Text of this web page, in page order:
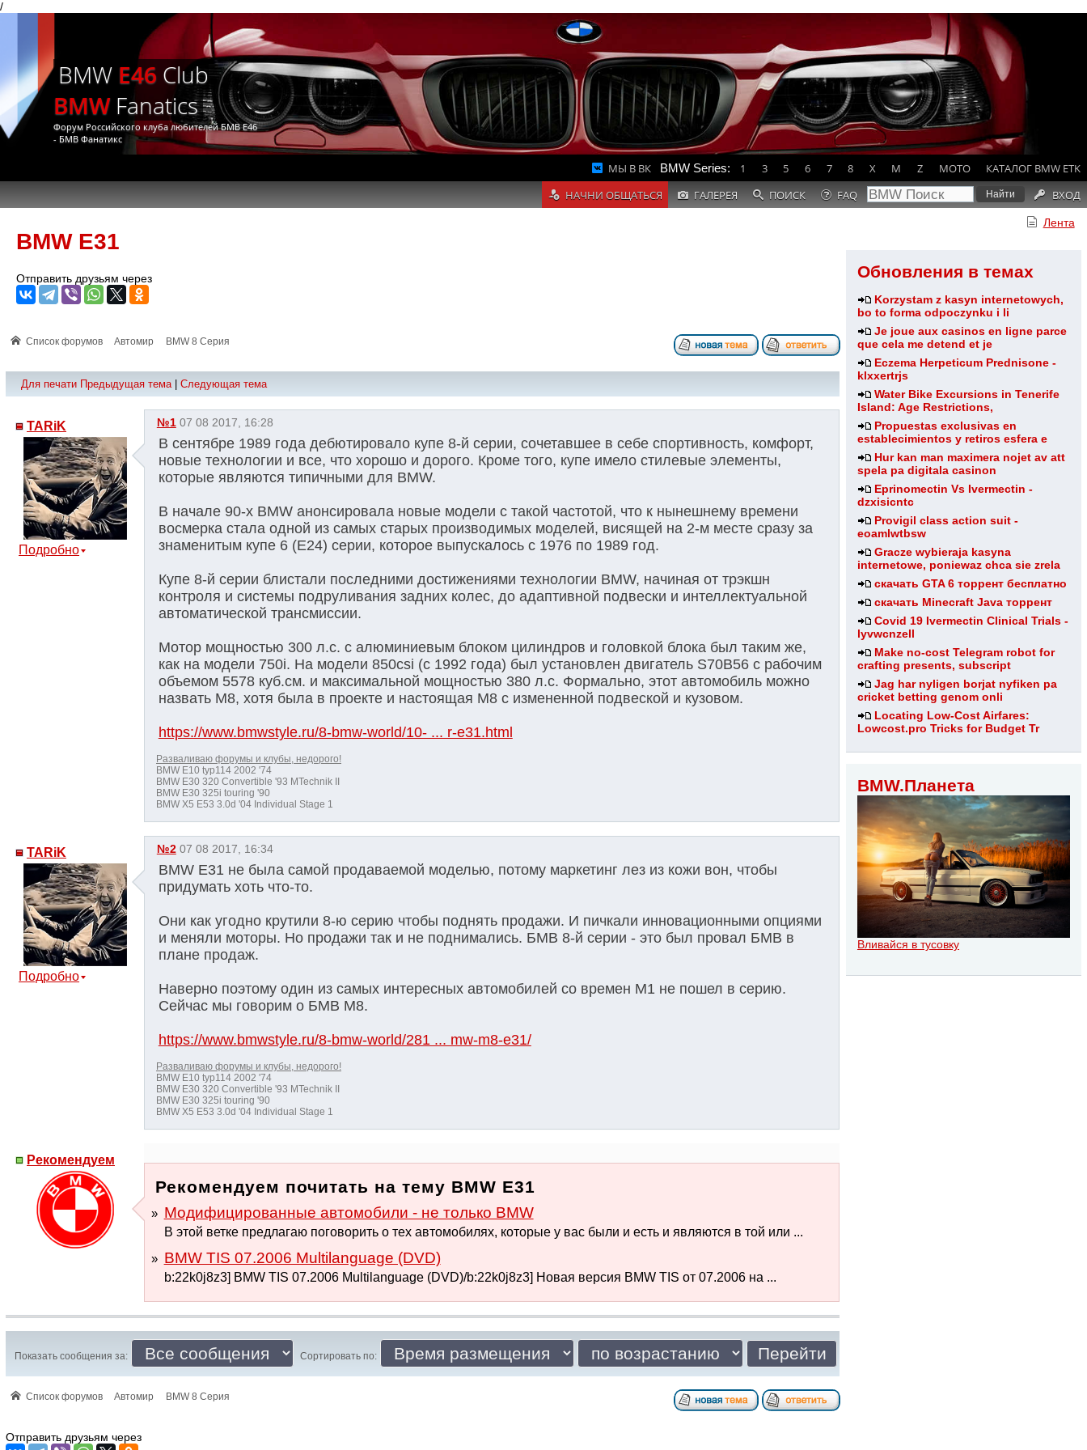
/
BMW E46 Club
BMWFanatics
Форум Российского клуба любителей БМВ Е46
- БМВ Фанатикс
МЫ В ВК BMW Series: 1 3 5 6 7 8 X M Z MOTO
КАТАЛОГ BMW ETK
НАЧНИ ОБЩАТЬСЯ
ГАЛЕРЕЯ ПОИСК FAQ ВХОД
Лента
Обновления в темах
Korzystam z kasyn internetowych,
bo to forma odpoczynku i li
Je joue aux casinos en ligne parce
que cela me detend et je
Eczema Herpeticum Prednisone -
klxxertrjs
Water Bike Excursions in Tenerife
Island: Age Restrictions,
Propuestas exclusivas en
establecimientos y retiros esfera e
Hur kan man maximera nojet av att
spela pa digitala casinon
Eprinomectin Vs Ivermectin -
dzxisicntc
Provigil class action suit -
eoamlwtbsw
Gracze wybieraja kasyna
internetowe, poniewaz chca sie zrela
скачать GTA 6 торрент бесплатно
скачать Minecraft Java торрент
Covid 19 Ivermectin Clinical Trials -
lyvwcnzell
Make no-cost Telegram robot for
crafting presents, subscript
Jag har nyligen borjat nyfiken pa
cricket betting genom onli
Locating Low-Cost Airfares:
Lowcost.pro Tricks for Budget Tr
BMW.Планета
Вливайся в тусовку
BMW E31
Отправить друзьям через
Список форумов Автомир BMW 8 Серия
Для печати Предыдущая тема| Следующая тема
TARiK
Подробно
№1 07 08 2017, 16:28
В сентябре 1989 года дебютировало купе 8-й серии, сочетавшее в себе спортивность, комфорт,
новые технологии и все, что хорошо и дорого. Кроме того, купе имело стилевые элементы,
которые являются типичными для BMW.
В начале 90-х BMW анонсировала новые модели с такой частотой, что к нынешнему времени
восмерка стала одной из самых старых производимых моделей, висящей на 2-м месте сразу за
знаменитым купе 6 (E24) серии, которое выпускалось с 1976 по 1989 год.
Купе 8-й серии блистали последними достижениями технологии BMW, начиная от трэкшн
контроля и системы подруливания задних колес, до адаптивной подвески и интеллектуальной
автоматической трансмиссии.
Мотор мощностью 300 л.с. с алюминиевым блоком цилиндров и головкой блока был таким же,
как на модели 750i. На модели 850csi (с 1992 года) был установлен двигатель S70B56 с рабочим
объемом 5578 куб.см. и максимальной мощностью 380 л.с. Формально, этот автомобиль можно
назвать M8, хотя была в проекте и настоящая M8 с измененной подвеской и кузовом.
https://www.bmwstyle.ru/8-bmw-world/10- ... r-e31.html
Разваливаю форумы и клубы, недорого!
BMW E10 typ114 2002 '74
BMW E30 320 Convertible '93 MTechnik II
BMW E30 325i touring '90
BMW X5 E53 3.0d '04 Individual Stage 1
TARiK
Подробно
№2 07 08 2017, 16:34
BMW E31 не была самой продаваемой моделью, потому маркетинг лез из кожи вон, чтобы
придумать хоть что-то.
Они как угодно крутили 8-ю серию чтобы поднять продажи. И пичкали инновационными опциями
и меняли моторы. Но продажи так и не поднимались. БМВ 8-й серии - это был провал БМВ в
плане продаж.
Наверно поэтому один из самых интересных автомобилей со времен М1 не пошел в серию.
Сейчас мы говорим о БМВ М8.
https://www.bmwstyle.ru/8-bmw-world/281 ... mw-m8-e31/
Разваливаю форумы и клубы, недорого!
BMW E10 typ114 2002 '74
BMW E30 320 Convertible '93 MTechnik II
BMW E30 325i touring '90
BMW X5 E53 3.0d '04 Individual Stage 1
Рекомендуем
Рекомендуем почитать на тему BMW E31
Модифицированные автомобили - не только BMW
В этой ветке предлагаю поговорить о тех автомобилях, которые у вас были и есть и являются в той или ...
BMW TIS 07.2006 Multilanguage (DVD)
b:22k0j8z3] BMW TIS 07.2006 Multilanguage (DVD)/b:22k0j8z3] Новая версия BMW TIS от 07.2006 на ...
Показать сообщения за: Сортировать по:
Список форумов Автомир BMW 8 Серия
Отправить друзьям через